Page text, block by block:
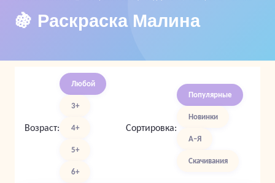
🍇 Раскраска Малина
Возраст:
Любой
3+
4+
5+
6+
Сортировка:
Популярные
Новинки
А–Я
Скачивания